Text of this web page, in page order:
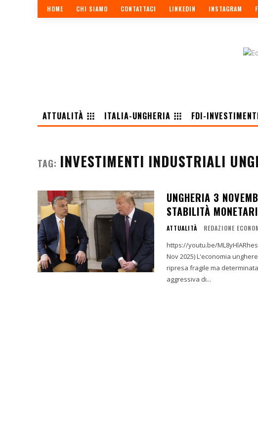
HOME CHI SIAMO CONTATTACI LINKEDIN INSTAGRAM
ATTUALITÀ
ITALIA-UNGHERIA FDI-
TAG: INVESTIMENTI INDUSTRIALI
UNGHERIA 3
STABILITÀ
ATTUALITÀ REDAZIONE
https://youtu.be/ML8yHlARhes Introduzione: Sintesi Esecutiva e Driver di Rischio (3
Nov 2025) L'economia ungherese, al 3 novembre 2025, si presenta in una fase di
ripresa fragile ma
aggressiva di...